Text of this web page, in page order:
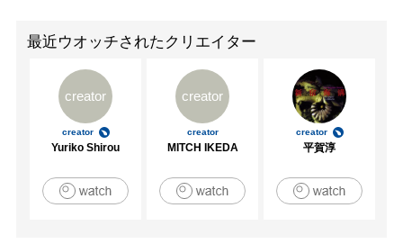
最近ウオッチされたクリエイター
creator
creator
Yuriko Shirou
creator
creator
MITCH IKEDA
creator
平賀淳